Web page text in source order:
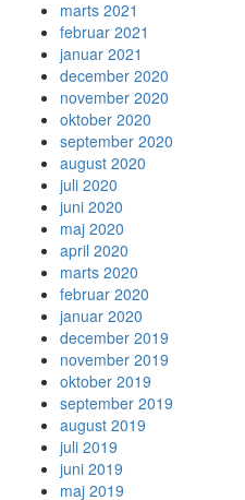
marts 2021
februar 2021
januar 2021
december 2020
november 2020
oktober 2020
september 2020
august 2020
juli 2020
juni 2020
maj 2020
april 2020
marts 2020
februar 2020
januar 2020
december 2019
november 2019
oktober 2019
september 2019
august 2019
juli 2019
juni 2019
maj 2019